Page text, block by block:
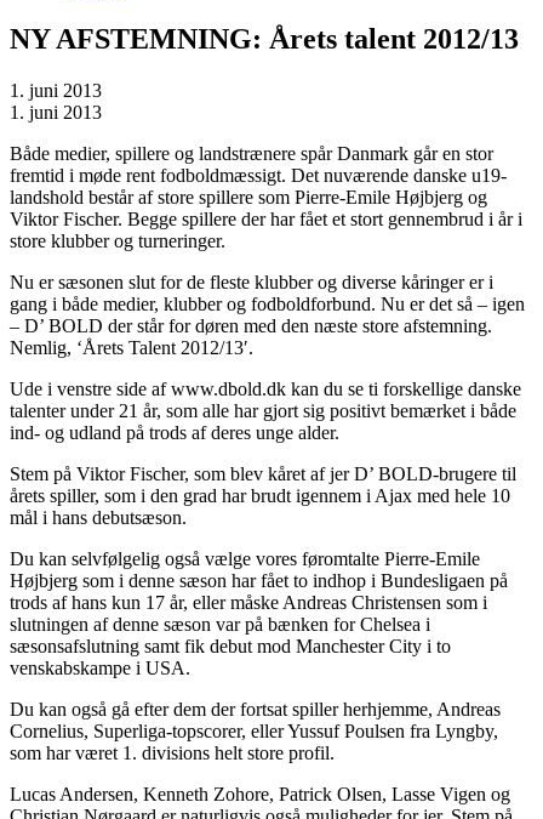
NY AFSTEMNING: Årets talent 2012/13
1. juni 2013
1. juni 2013
Både medier, spillere og landstrænere spår Danmark går en stor
fremtid i møde rent fodboldmæssigt. Det nuværende danske u19-
landshold består af store spillere som Pierre-Emile Højbjerg og
Viktor Fischer. Begge spillere der har fået et stort gennembrud i år i
store klubber og turneringer.
Nu er sæsonen slut for de fleste klubber og diverse kåringer er i
gang i både medier, klubber og fodboldforbund. Nu er det så – igen
– D’ BOLD der står for døren med den næste store afstemning.
Nemlig, ‘Årets Talent 2012/13′.
Ude i venstre side af www.dbold.dk kan du se ti forskellige danske
talenter under 21 år, som alle har gjort sig positivt bemærket i både
ind- og udland på trods af deres unge alder.
Stem på Viktor Fischer, som blev kåret af jer D’ BOLD-brugere til
årets spiller, som i den grad har brudt igennem i Ajax med hele 10
mål i hans debutsæson.
Du kan selvfølgelig også vælge vores føromtalte Pierre-Emile
Højbjerg som i denne sæson har fået to indhop i Bundesligaen på
trods af hans kun 17 år, eller måske Andreas Christensen som i
slutningen af denne sæson var på bænken for Chelsea i
sæsonsafslutning samt fik debut mod Manchester City i to
venskabskampe i USA.
Du kan også gå efter dem der fortsat spiller herhjemme, Andreas
Cornelius, Superliga-topscorer, eller Yussuf Poulsen fra Lyngby,
som har været 1. divisions helt store profil.
Lucas Andersen, Kenneth Zohore, Patrick Olsen, Lasse Vigen og